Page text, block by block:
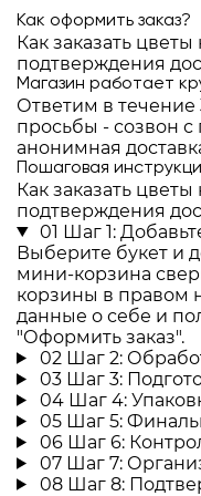
Как оформить заказ?
Как заказать
подтверждения
Магазин работает
Ответим в
просьбы - созвон с
анонимная
Пошаговая
Как заказать
подтверждения
01 Шаг 1:
Выберите букет и
мини-корзина
корзины в правом
данные о себе и
"Оформить заказ".
02 Шаг 2:
03 Шаг 3:
04 Шаг 4:
05 Шаг 5:
06 Шаг 6:
07 Шаг 7:
08 Шаг 8: